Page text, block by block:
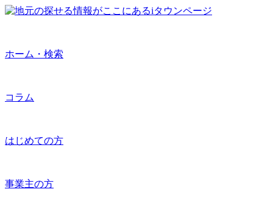
ホーム・検索
コラム
はじめての方
事業主の方